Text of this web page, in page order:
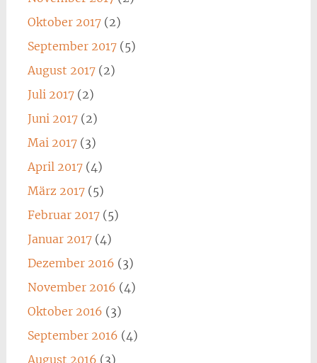
Oktober 2017(2)
September 2017(5)
August 2017(2)
Juli 2017(2)
Juni 2017(2)
Mai 2017(3)
April 2017(4)
März 2017(5)
Februar 2017(5)
Januar 2017(4)
Dezember 2016 (3)
November 2016 (4)
Oktober 2016 (3)
September 2016 (4)
August 2016 (3)